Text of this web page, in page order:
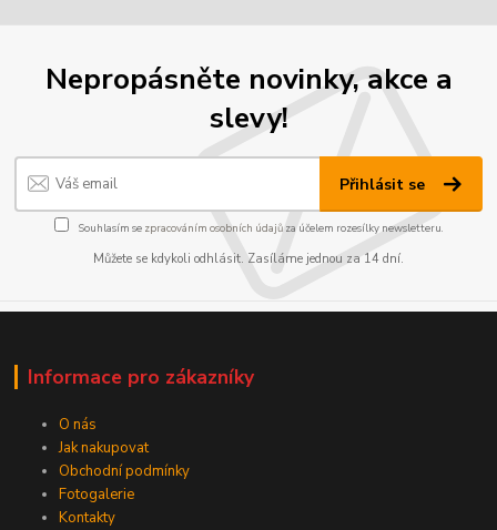
Nepropásněte novinky, akce a
slevy!
Přihlásit se
Souhlasím se zpracováním osobních údajůza účelem rozesílky newsletteru.
Můžete se kdykoli odhlásit. Zasíláme jednou za 14 dní.
Informace pro zákazníky
O nás
Jak nakupovat
Obchodní podmínky
Fotogalerie
Kontakty